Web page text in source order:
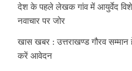
देश के पहले लेखक गांव में आयुर्वेद
नवाचार पर जोर
खास खबर : उत्तराखण्ड गौरव
करें आवेदन